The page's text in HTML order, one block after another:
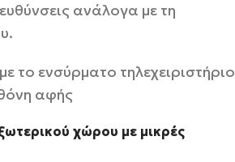
ανάλογα με τη
το ενσύρματο τηλεχειριστήριο
αφής
χώρου με μικρές